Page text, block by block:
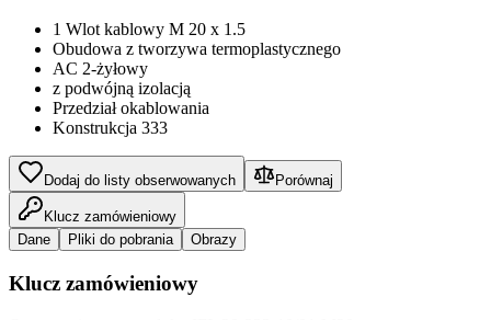
1 Wlot kablowy M 20 x 1.5
Obudowa z tworzywa termoplastycznego
AC 2-żyłowy
z podwójną izolacją
Przedział okablowania
Konstrukcja 333
Dodaj do listy obserwowanych Porównaj
Klucz zamówieniowy
Dane
Pliki do pobrania Obrazy
Klucz zamówieniowy